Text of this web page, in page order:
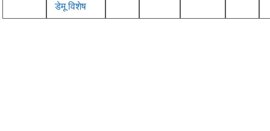
डेमू विशेष